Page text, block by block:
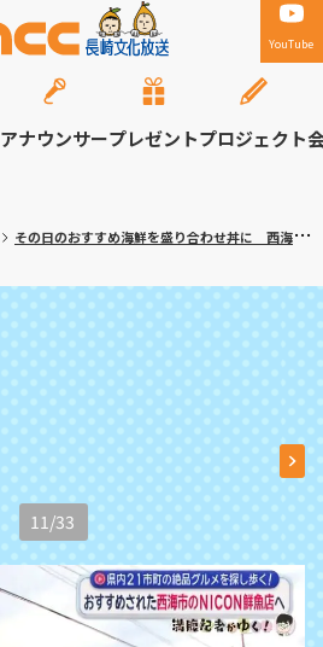
YouTube
アナウンサープレゼントプロジェクト
その日のおすすめ海鮮を盛り合わせ丼に 西海市「ＮＩＣＯＮ鮮魚店」〈満腹記者⑳〉
11/33